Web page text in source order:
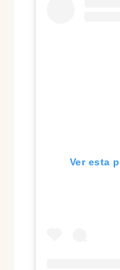
Ver esta